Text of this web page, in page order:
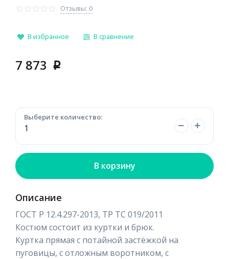
Отзывы: 0
В избранное В сравнение
7 873 p
Выберите количество:
В корзину
Описание
ГОСТ Р 12.4.297-2013, ТР ТС 019/2011
Костюм состоит из куртки и брюк.
Куртка прямая с потайной застёжкой на
пуговицы, с отложным воротником, с